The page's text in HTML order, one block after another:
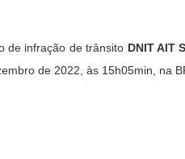
de infração de trânsito DNIT AIT
de 2022, às 15h05min, na